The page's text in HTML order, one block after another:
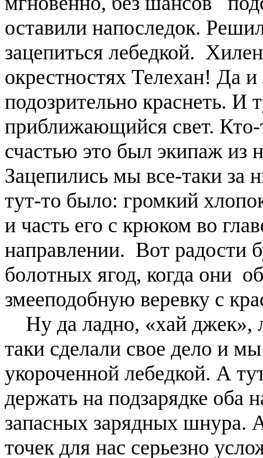
оставили напоследок.
зацепиться лебедкой.
окрестностях Телехан! Да и
подозрительно краснеть. И
приближающийся свет.
счастью это был экипаж из
Зацепились мы все-таки за
тут-то было: громкий
и часть его с крюком во
направлении. Вот радости
болотных ягод, когда они
змееподобную веревку с
Ну да ладно, «хай джек»,
таки сделали свое дело и
укороченной лебедкой. А
держать на подзарядке оба
запасных зарядных шнура.
точек для нас серьезно